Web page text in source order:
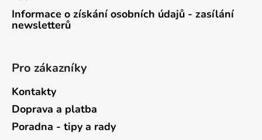
Informace o získání osobních údajů - zasílání
newsletterů
Pro zákazníky
Kontakty
Doprava a platba
Poradna - tipy a rady